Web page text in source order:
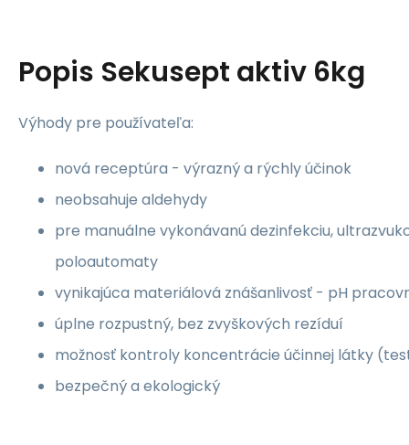
Popis Sekusept aktiv 6kg
Výhody pre používateľa:
nová receptúra - výrazný a rýchly účinok
neobsahuje aldehydy
pre manuálne vykonávanú dezinfekciu,
poloautomaty
vynikajúca materiálová znášanlivosť - pH
úplne rozpustný, bez zvyškových rezíduí
možnosť kontroly koncentrácie účinnej látky
bezpečný a ekologický